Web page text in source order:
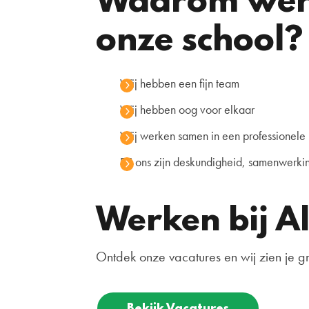
onze school?
Wij hebben een fijn team
Wij hebben oog voor elkaar
Wij werken samen in een
Bij ons zijn deskundigheid,
Werken bij
Ontdek onze vacatures en wij zien je